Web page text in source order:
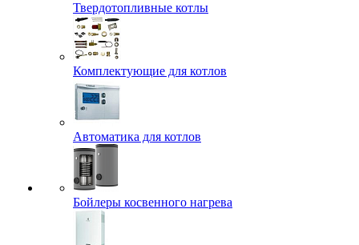
Твердотопливные котлы
Комплектующие для котлов
Автоматика для котлов
Бойлеры косвенного нагрева